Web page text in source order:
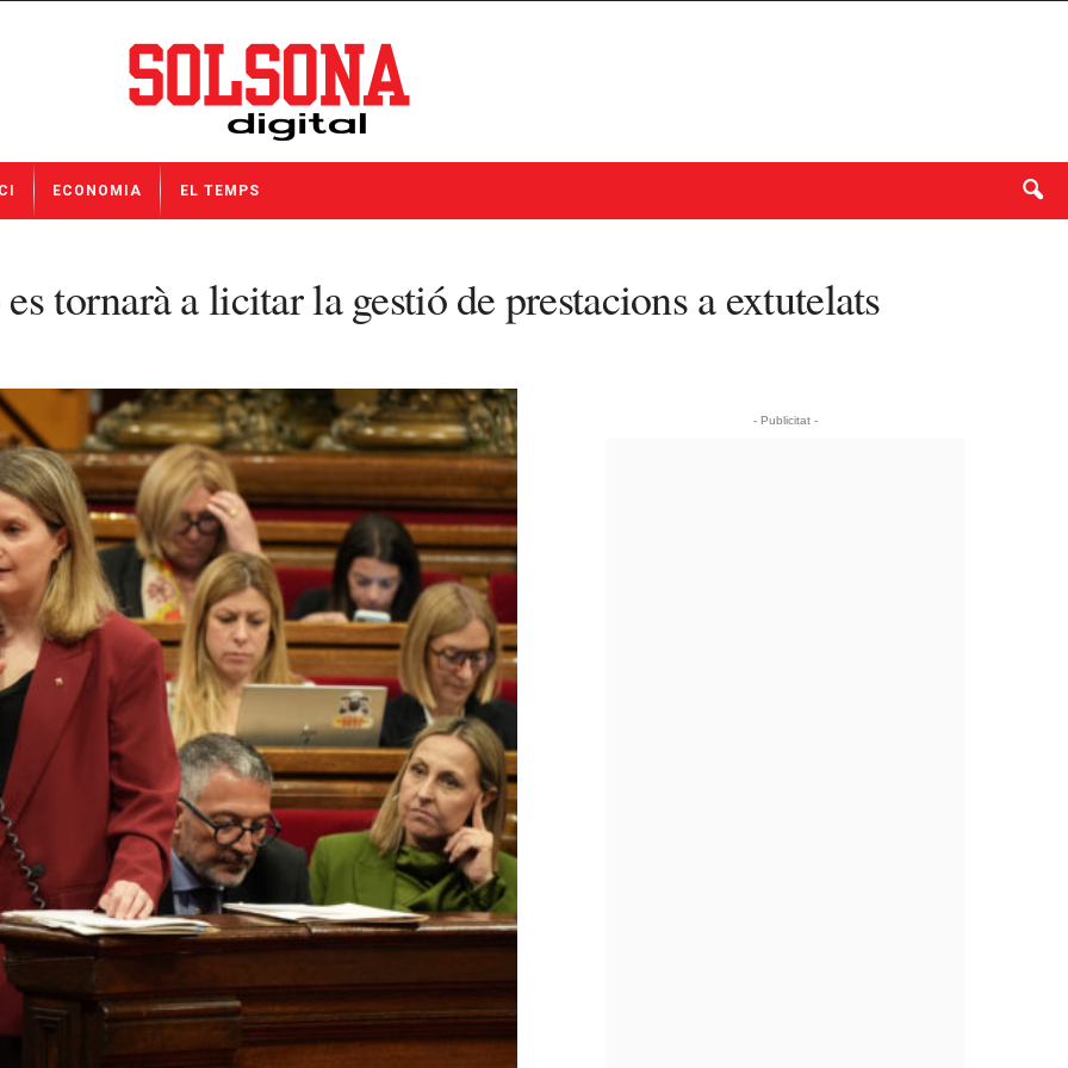
ECONOMIA EL TEMPS
tornarà a licitar la gestió de prestacions a extutelats
- Publicitat -